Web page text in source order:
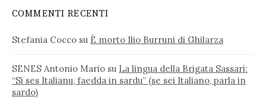
COMMENTI RECENTI
Stefania Cocco su È morto Ilio Burruni di Ghilarza
SENES Antonio Mario su La lingua della Brigata Sassari:
“Si ses Italianu, faedda in sardu” (se sei Italiano, parla in
sardo)